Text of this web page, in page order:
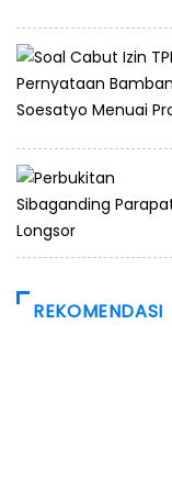
REKOMENDASI